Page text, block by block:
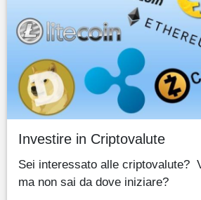
Investire in Criptovalute
Sei interessato alle criptovalute?
ma non sai da dove iniziare?